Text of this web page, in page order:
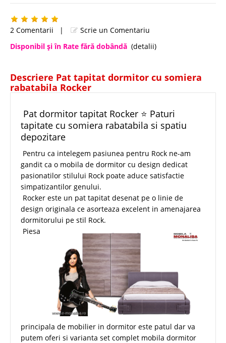
2 Comentarii |
Scrie un Comentariu
Disponibil şi în Rate fără dobândă (detalii)
Descriere Pat tapitat dormitor cu somiera
rabatabila Rocker
Pat dormitor tapitat Rocker ⭐ Paturi
tapitate cu somiera rabatabila si spatiu
depozitare
Pentru ca intelegem pasiunea pentru Rock ne-am
gandit ca o mobila de dormitor cu design dedicat
pasionatilor stilului Rock poate aduce satisfactie
simpatizantilor genului.
Rocker este un pat tapitat desenat pe o linie de
design originala ce asorteaza excelent in amenajarea
dormitorului pe stil Rock.
Piesa
principala de mobilier in dormitor este patul dar va
putem oferi si varianta set complet mobila dormitor